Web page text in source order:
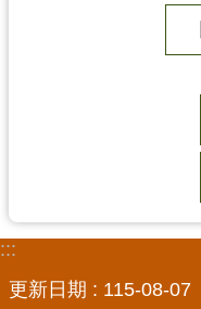
便
服
:::
更新日期
115-08-07